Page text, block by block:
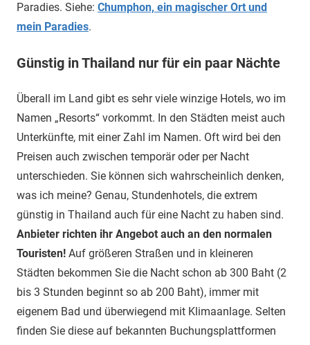
Paradies. Siehe: Chumphon, ein magischer Ort und
mein Paradies.
Günstig in Thailand nur für ein paar Nächte
Überall im Land gibt es sehr viele winzige Hotels, wo im
Namen „Resorts“ vorkommt. In den Städten meist auch
Unterkünfte, mit einer Zahl im Namen. Oft wird bei den
Preisen auch zwischen temporär oder per Nacht
unterschieden. Sie können sich wahrscheinlich denken,
was ich meine? Genau, Stundenhotels, die extrem
günstig in Thailand auch für eine Nacht zu haben sind.
Anbieter richten ihr Angebot auch an den normalen
Touristen! Auf größeren Straßen und in kleineren
Städten bekommen Sie die Nacht schon ab 300 Baht (2
bis 3 Stunden beginnt so ab 200 Baht), immer mit
eigenem Bad und überwiegend mit Klimaanlage. Selten
finden Sie diese auf bekannten Buchungsplattformen